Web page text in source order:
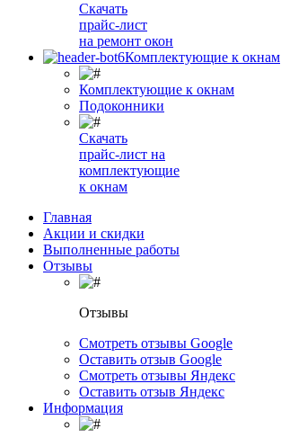
Скачать
прайс-лист
на ремонт окон
Комплектующие к окнам
Комплектующие к окнам
Подоконники
Скачать
прайс-лист на
комплектующие
к окнам
Главная
Акции и скидки
Выполненные работы
Отзывы
Отзывы
Смотреть отзывы Google
Оставить отзыв Google
Смотреть отзывы Яндекс
Оставить отзыв Яндекс
Информация